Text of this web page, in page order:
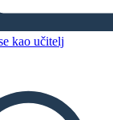
kao učitelj
סיבות